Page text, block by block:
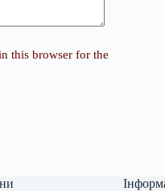
this browser for the